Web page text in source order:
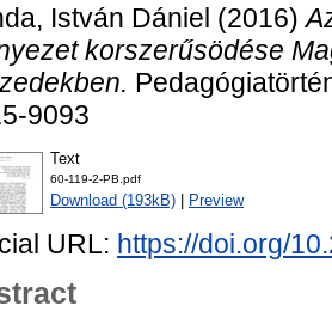
István Dániel (2016)
korszerűsödése
9093
Text
60-119-2-PB.pdf
Download (193kB) Preview
URL: https://doi.org/